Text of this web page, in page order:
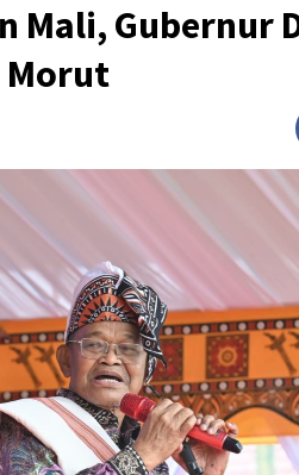
Mali, Gubernur
Morut